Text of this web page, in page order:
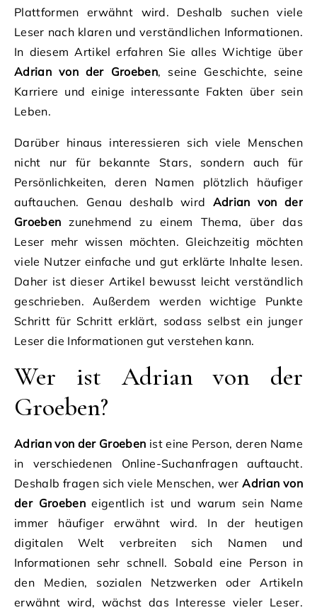
Plattformen erwähnt wird. Deshalb suchen viele
Leser nach klaren und verständlichen Informationen.
In diesem Artikel erfahren Sie alles Wichtige über
Adrian von der Groeben, seine Geschichte, seine
Karriere und einige interessante Fakten über sein
Leben.
Darüber hinaus interessieren sich viele Menschen
nicht nur für bekannte Stars, sondern auch für
Persönlichkeiten, deren Namen plötzlich häufiger
auftauchen. Genau deshalb wird Adrian von der
Groeben zunehmend zu einem Thema, über das
Leser mehr wissen möchten. Gleichzeitig möchten
viele Nutzer einfache und gut erklärte Inhalte lesen.
Daher ist dieser Artikel bewusst leicht verständlich
geschrieben. Außerdem werden wichtige Punkte
Schritt für Schritt erklärt, sodass selbst ein junger
Leser die Informationen gut verstehen kann.
Wer ist Adrian von der
Groeben?
Adrian von der Groeben ist eine Person, deren Name
in verschiedenen Online-Suchanfragen auftaucht.
Deshalb fragen sich viele Menschen, werAdrian von
der Groebeneigentlich ist und warum sein Name
immer häufiger erwähnt wird. In der heutigen
digitalen Welt verbreiten sich Namen und
Informationen sehr schnell. Sobald eine Person in
den Medien, sozialen Netzwerken oder Artikeln
erwähnt wird, wächst das Interesse vieler Leser.